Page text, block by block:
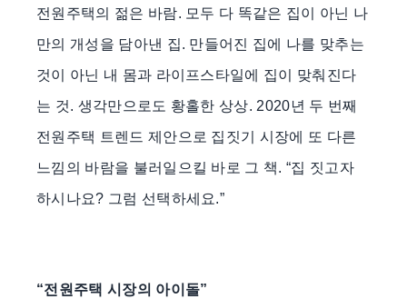
전원주택의 젊은 바람. 모두 다 똑같은 집이 아닌 나
만의 개성을 담아낸 집. 만들어진 집에 나를 맞추는
것이 아닌 내 몸과 라이프스타일에 집이 맞춰진다
는 것. 생각만으로도 황홀한 상상. 2020년 두 번째
전원주택 트렌드 제안으로 집짓기 시장에 또 다른
느낌의 바람을 불러일으킬 바로 그 책. “집 짓고자
하시나요? 그럼 선택하세요.”
“전원주택 시장의 아이돌”